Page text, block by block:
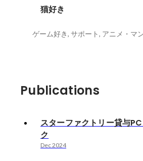
猫好き
ゲーム好き, サポート, アニメ・マ
Publications
スターファクトリー貸与
ク
Dec 2024